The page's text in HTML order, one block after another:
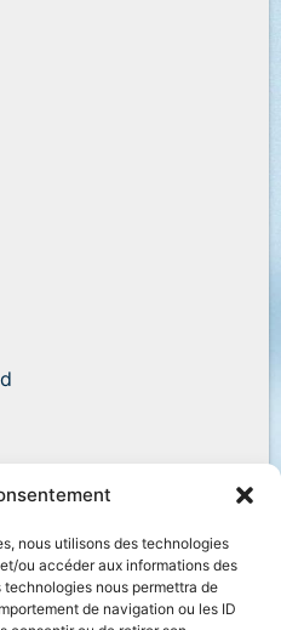
nous utilisons des technologies
ou accéder aux informations des
nous permettra de
de navigation ou les ID